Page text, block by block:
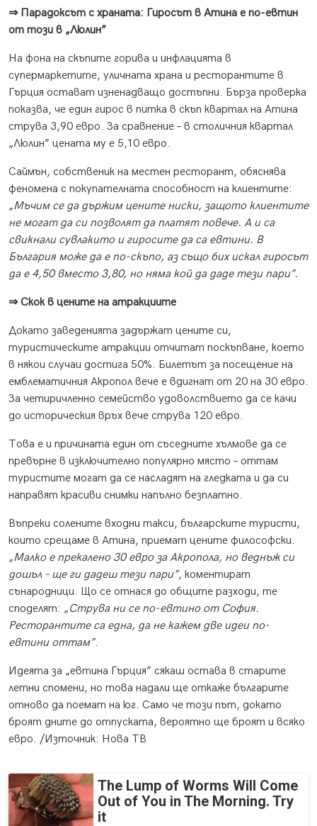
⇒ Парадоксът с храната: Гиросът в Атина е по-евтин
от този в „Люлин”
На фона на скъпите горива и инфлацията в
супермаркетите, уличната храна и ресторантите в
Гърция остават изненадващо достъпни. Бърза проверка
показва, че един гирос в питка в скъп квартал на Атина
струва 3,90 евро. За сравнение – в столичния квартал
„Люлин” цената му е 5,10 евро.
Саймън, собственик на местен ресторант, обяснява
феномена с покупателната способност на клиентите:
„Мъчим се да държим цените ниски, защото клиентите
не могат да си позволят да платят повече. А и са
свикнали сувлакито и гиросите да са евтини. В
България може да е по-скъпо, аз също бих искал гиросът
да е 4,50 вместо 3,80, но няма кой да даде тези пари”.
⇒ Скок в цените на атракциите
Докато заведенията задържат цените си,
туристическите атракции отчитат поскъпване, което
в някои случаи достига 50%. Билетът за посещение на
емблематичния Акропол вече е вдигнат от 20 на 30 евро.
За четиричленно семейство удоволствието да се качи
до историческия връх вече струва 120 евро.
Това е и причината един от съседните хълмове да се
превърне в изключително популярно място – оттам
туристите могат да се насладят на гледката и да си
направят красиви снимки напълно безплатно.
Въпреки солените входни такси, българските туристи,
които срещаме в Атина, приемат цените философски.
„Малко е прекалено 30 евро за Акропола, но веднъж си
дошъл – ще ги дадеш тези пари”, коментират
сънародници. Що се отнася до общите разходи, те
споделят: „Струва ни се по-евтино от София.
Ресторантите са една, да не кажем две идеи по-
евтини оттам”.
Идеята за „евтина Гърция” сякаш остава в старите
летни спомени, но това надали ще откаже българите
отново да поемат на юг. Само че този път, докато
броят дните до отпуската, вероятно ще броят и всяко
евро. /Източник: Нова ТВ
The Lump of Worms Will Come
Out of You in The Morning. Try
it